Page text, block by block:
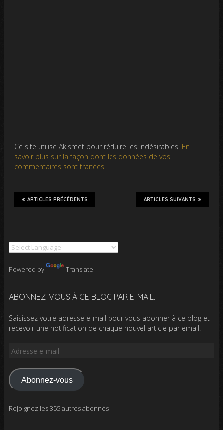
Ce site utilise Akismet pour réduire les indésirables. En
savoir plus sur la façon dont les données de vos
commentaires sont traitées.
ARTICLES SUIVANTS
ARTICLES PRÉCÉDENTS
Powered by Translate
ABONNEZ-VOUS À CE BLOG PAR E-MAIL.
Saisissez votre adresse e-mail pour vous abonner à ce blog et
recevoir une notification de chaque nouvel article par email.
Adresse
mail
Abonnez-vous
Rejoignez les 355 autres abonnés